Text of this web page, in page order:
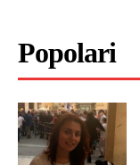
Popolari